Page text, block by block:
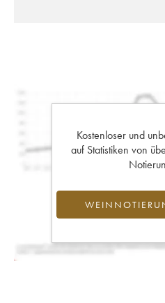
Kostenloser und
auf Statistiken von